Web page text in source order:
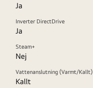
Ja
Inverter DirectDrive
Ja
Steam+
Nej
Vattenanslutning (Varmt/Kallt)
Kallt